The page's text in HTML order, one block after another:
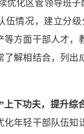
优化区管领导班
伍情况，建立分
等方面干部人才，
了解相结合，列出
上下功夫，提升综
化年轻干部队伍知